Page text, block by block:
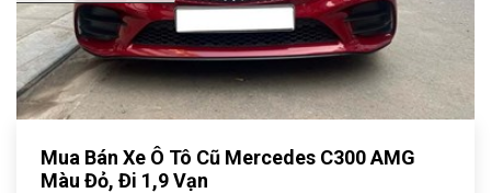
Mua Bán Xe Ô Tô Cũ Mercedes C300 AMG
Màu Đỏ, Đi 1,9 Vạn